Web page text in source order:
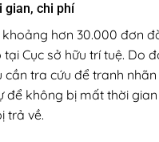
gian, chi phí
hơn 30.000 đơn
Cục sở hữu trí tuệ. Do
cần tra cứu để tranh nhãn
để không bị mất thời
trả về.